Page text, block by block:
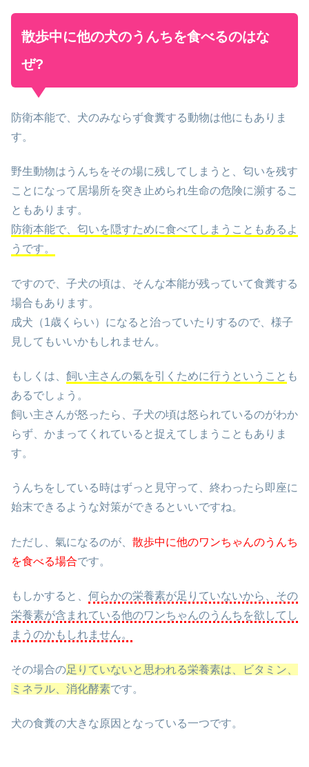
散歩中に他の犬のうんちを食べるのはな
ぜ?
防衛本能で、犬のみならず食糞する動物は他にもありま
す。
野生動物はうんちをその場に残してしまうと、匂いを残す
ことになって居場所を突き止められ生命の危険に瀕するこ
ともあります。
防衛本能で、匂いを隠すために食べてしまうこともあるよ
うです。
ですので、子犬の頃は、そんな本能が残っていて食糞する
場合もあります。
成犬（1歳くらい）になると治っていたりするので、様子
見してもいいかもしれません。
もしくは、 飼い主さんの氣を引くために行うということ も
あるでしょう。
飼い主さんが怒ったら、子犬の頃は怒られているのがわか
らず、かまってくれていると捉えてしまうこともありま
す。
うんちをしている時はずっと見守って、終わったら即座に
始末できるような対策ができるといいですね。
ただし、氣になるのが、 散歩中に他のワンちゃんのうんち
を食べる場合です。
もしかすると、 何らかの栄養素が足りていないから、その
栄養素が含まれている他のワンちゃんのうんちを欲してし
まうのかもしれません。
その場合の足りていないと思われる栄養素は、
ビタミン、
ミネラル、消化酵素です。
犬の食糞の大きな原因となっている一つです。